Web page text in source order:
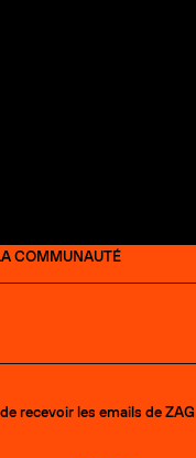
COMMUNAUTÉ
à la newsletter
recevoir les emails de ZAG